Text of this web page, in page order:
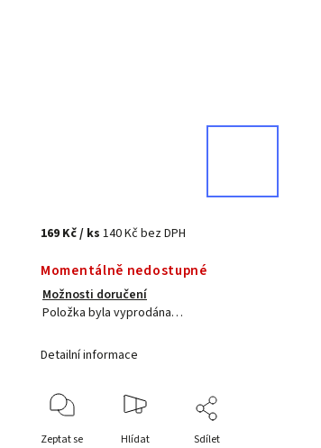
169 Kč/ ks140 Kč bez DPH
Momentálně nedostupné
Možnosti doručení
Položka byla vyprodána…
Detailní informace
Zeptat se Hlídat Sdílet